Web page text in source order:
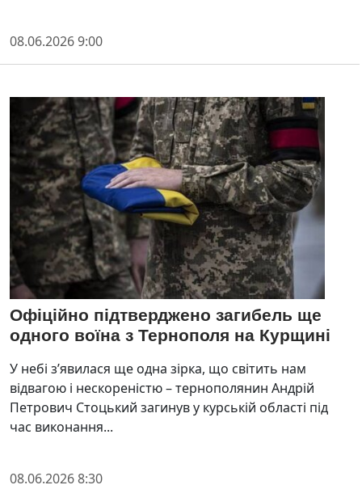
08.06.2026 9:00
Офіційно підтверджено загибель ще
одного воїна з Тернополя на Курщині
У небі з’явилася ще одна зірка, що світить нам
відвагою і нескореністю – тернополянин Андрій
Петрович Стоцький загинув у курській області під
час виконання...
08.06.2026 8:30